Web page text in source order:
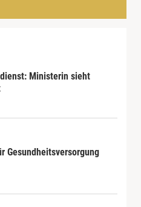
Ministerin sieht
Gesundheitsversorgung